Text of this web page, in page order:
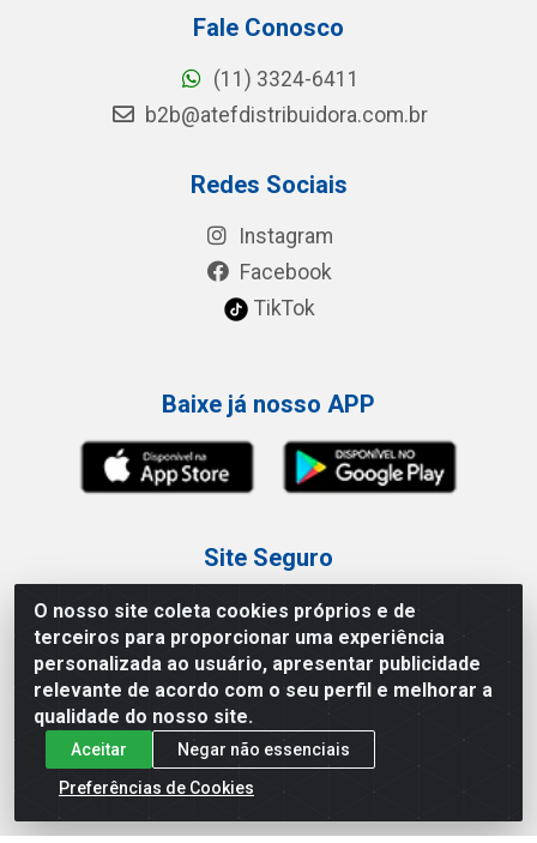
O nosso site coleta cookies próprios e de
terceiros para proporcionar uma experiência
personalizada ao usuário, apresentar publicidade
relevante de acordo com o seu perfil e melhorar a
qualidade do nosso site.
Aceitar
Negar não essenciais
Preferências de Cookies
Fale Conosco
(11) 3324-6411
b2b@atefdistribuidora.com.br
Redes Sociais
Instagram
Facebook
TikTok
Baixe já nosso APP
Site Seguro
Loja / Showroom
Tel.: (11) 3227-0546
Av Vautier, 587/597 - Pari - São Paulo/SP